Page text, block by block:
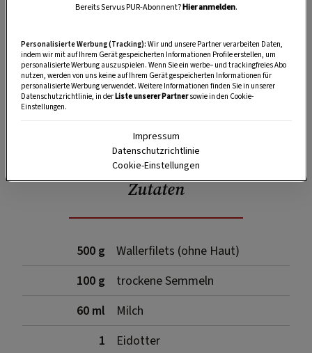
SPEICHERN DRUCKEN
Zutaten
500 g
Wallerfilets (ohne Haut)
100 g
trockene Semmeln
60 ml
Milch
1
Eidotter
Bereits Servus PUR-Abonnent?Hier anmelden.
Personalisierte Werbung (Tracking): Wir und unsere Partner verarbeiten Daten,
indem wir mit auf Ihrem Gerät gespeicherten Informationen Profile erstellen, um
personalisierte Werbung auszuspielen. Wenn Sie ein werbe– und trackingfreies Abo
nutzen, werden von uns keine auf Ihrem Gerät gespeicherten Informationen für
personalisierte Werbung verwendet. Weitere Informationen finden Sie in unserer
Datenschutzrichtlinie, in derListe unserer Partnersowie in den Cookie-
Einstellungen.
Impressum
Datenschutzrichtlinie
Cookie-Einstellungen